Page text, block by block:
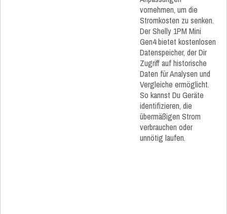
vornehmen, um die
Stromkosten zu senken.
Der Shelly 1PM Mini
Gen4 bietet kostenlosen
Datenspeicher, der Dir
Zugriff auf historische
Daten für Analysen und
Vergleiche ermöglicht.
So kannst Du Geräte
identifizieren, die
übermäßigen Strom
verbrauchen oder
unnötig laufen.